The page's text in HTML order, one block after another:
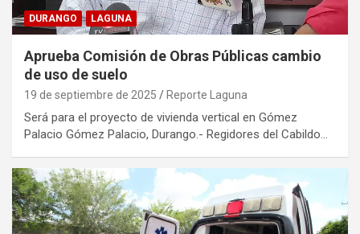
DURANGO LAGUNA
Aprueba Comisión de Obras Públicas cambio
de uso de suelo
19 de septiembre de 2025 Reporte Laguna
Será para el proyecto de vivienda vertical en Gómez
Palacio Gómez Palacio, Durango.- Regidores del Cabildo…